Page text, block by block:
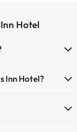
Hotel
Inn Hotel?